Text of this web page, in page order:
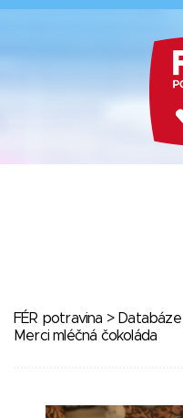
FÉR potravina >
Merci mléčná čokoláda